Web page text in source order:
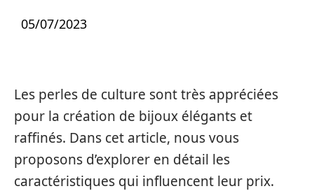
05/07/2023
Les perles de culture sont très appréciées
pour la création de bijoux élégants et
raffinés. Dans cet article, nous vous
proposons d’explorer en détail les
caractéristiques qui influencent leur prix.